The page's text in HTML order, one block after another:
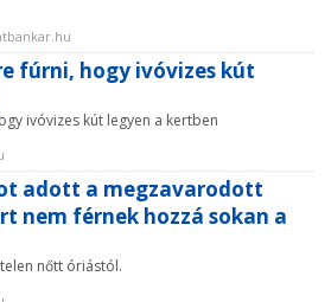
fúrni, hogy ivóvizes kút
ivóvizes kút legyen a kertben
adott a megzavarodott
nem férnek hozzá sokan a
nőtt óriástól.